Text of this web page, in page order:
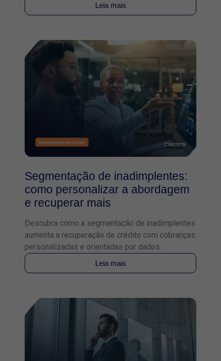
Leia mais
Segmentação de inadimplentes:
como personalizar a abordagem
e recuperar mais
Descubra como a segmentação de inadimplentes
aumenta a recuperação de crédito com cobranças
personalizadas e orientadas por dados.
Leia mais